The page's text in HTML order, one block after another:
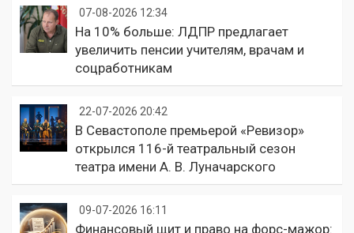
07-08-2026 12:34
На 10% больше: ЛДПР предлагает
увеличить пенсии учителям, врачам и
соцработникам
22-07-2026 20:42
В Севастополе премьерой «Ревизор»
открылся 116-й театральный сезон
театра имени А. В. Луначарского
09-07-2026 16:11
Финансовый щит и право на форс-мажор: